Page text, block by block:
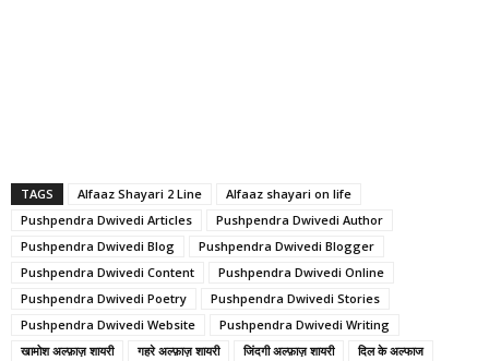
TAGS Alfaaz Shayari 2 Line
Alfaaz shayari on life
Pushpendra Dwivedi Articles
Pushpendra Dwivedi Author
Pushpendra Dwivedi Blog
Pushpendra Dwivedi Blogger
Pushpendra Dwivedi Content
Pushpendra Dwivedi Online
Pushpendra Dwivedi Poetry
Pushpendra Dwivedi Stories
Pushpendra Dwivedi Website
Pushpendra Dwivedi Writing
खामोश अल्फ़ाज़ शायरी
गहरे अल्फ़ाज़ शायरी जिंदगी अल्फ़ाज़ शायरी
दिल के अल्फाज